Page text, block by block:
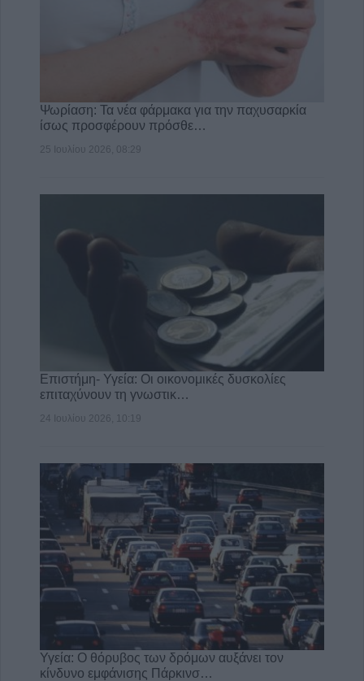
Ψωρίαση: Τα νέα φάρμακα για την παχυσαρκία
ίσως προσφέρουν πρόσθε…
25 Ιουλίου 2026, 08:29
Επιστήμη- Υγεία: Οι οικονομικές δυσκολίες
επιταχύνουν τη γνωστικ…
24 Ιουλίου 2026, 10:19
Υγεία: Ο θόρυβος των δρόμων αυξάνει τον
κίνδυνο εμφάνισης Πάρκινσ…